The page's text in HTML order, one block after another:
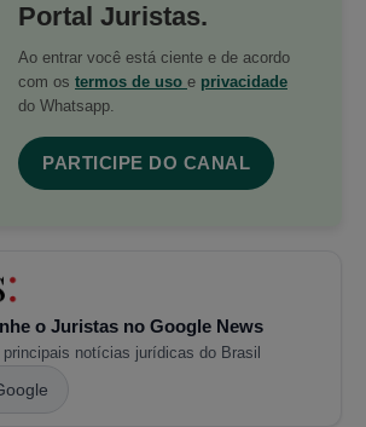
Portal Juristas.
Ao entrar você está ciente e de acordo
com os termos de uso e privacidade
do Whatsapp.
PARTICIPE DO CANAL
o Juristas no Google News
principais notícias jurídicas do Brasil